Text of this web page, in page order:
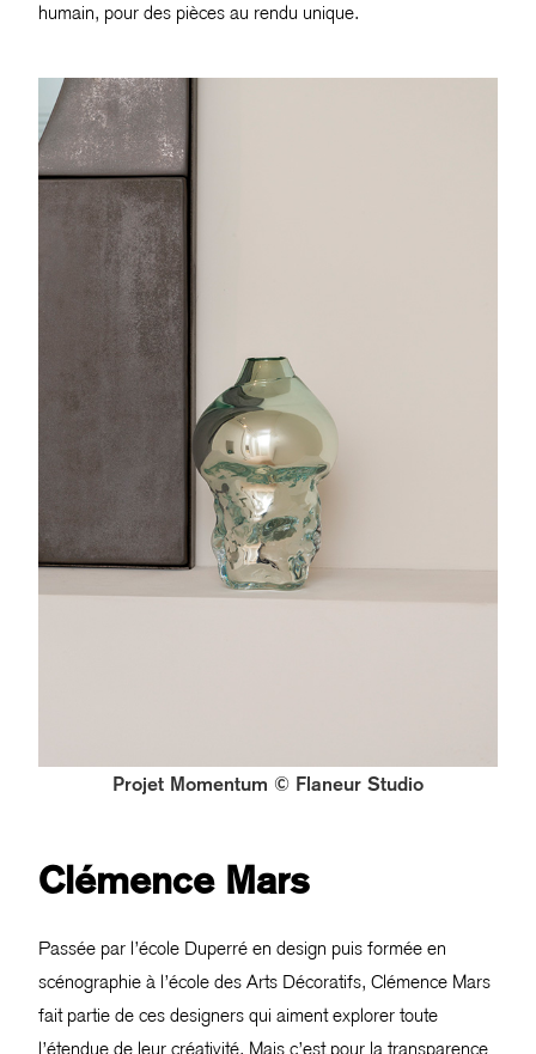
humain, pour des pièces au rendu unique.
Projet Momentum © Flaneur Studio
Clémence Mars
Passée par l’école Duperré en design puis formée en
scénographie à l’école des Arts Décoratifs, Clémence Mars
fait partie de ces designers qui aiment explorer toute
l’étendue de leur créativité. Mais c’est pour la transparence